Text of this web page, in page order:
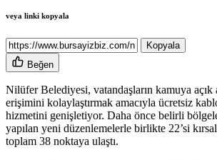
veya linki kopyala
Kopyala
Beğen
Nilüfer Belediyesi, vatandaşların kamuya açık
erişimini kolaylaştırmak amacıyla ücretsiz
hizmetini genişletiyor. Daha önce belirli
yapılan yeni düzenlemelerle birlikte 22’si
toplam 38 noktaya ulaştı.